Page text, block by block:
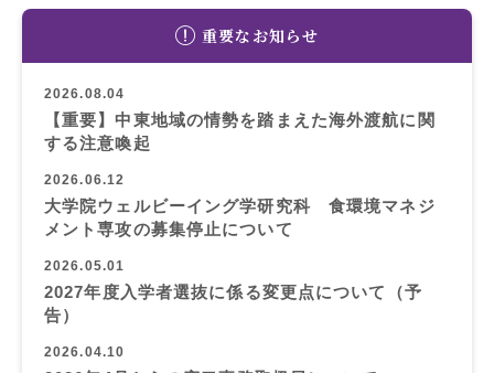
重要なお知らせ
2026.08.04
【重要】中東地域の情勢を踏まえた海外渡航に関
する注意喚起
2026.06.12
大学院ウェルビーイング学研究科 食環境マネジ
メント専攻の募集停止について
2026.05.01
2027年度入学者選抜に係る変更点について（予
告）
2026.04.10